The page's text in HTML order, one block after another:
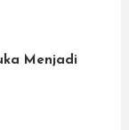
Menjadi